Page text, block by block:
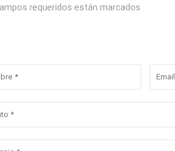
requeridos están marcados